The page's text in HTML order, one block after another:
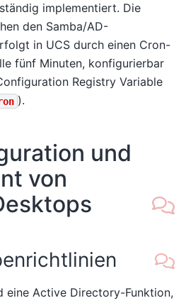
implementiert. Die
den Samba/AD-
in UCS durch einen Cron-
fünf Minuten, konfigurierbar
Registry Variable
).
und
von
eine Active Directory-Funktion,